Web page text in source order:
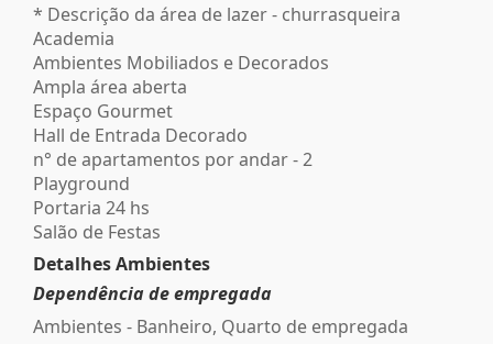
* Descrição da área de lazer - churrasqueira
Academia
Ambientes Mobiliados e Decorados
Ampla área aberta
Espaço Gourmet
Hall de Entrada Decorado
n° de apartamentos por andar - 2
Playground
Portaria 24 hs
Salão de Festas
Detalhes Ambientes
Dependência de empregada
Ambientes - Banheiro, Quarto de empregada